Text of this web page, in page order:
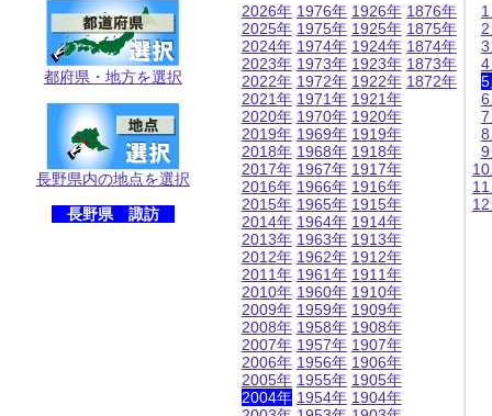
都府県・地方を選択
長野県内の地点を選択
長野県 諏訪
2026年
2025年
2024年
2023年
2022年
2021年
2020年
2019年
2018年
2017年
2016年
2015年
2014年
2013年
2012年
2011年
2010年
2009年
2008年
2007年
2006年
2005年
2004年
1976年
1975年
1974年
1973年
1972年
1971年
1970年
1969年
1968年
1967年
1966年
1965年
1964年
1963年
1962年
1961年
1960年
1959年
1958年
1957年
1956年
1955年
1954年
1926年
1925年
1924年
1923年
1922年
1921年
1920年
1919年
1918年
1917年
1916年
1915年
1914年
1913年
1912年
1911年
1910年
1909年
1908年
1907年
1906年
1905年
1904年
1876年
1875年
1874年
1873年
1872年